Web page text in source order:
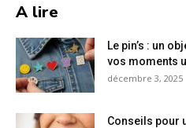
A lire
Le pin’s : un
vos moments
décembre 3, 2025
Conseils pour